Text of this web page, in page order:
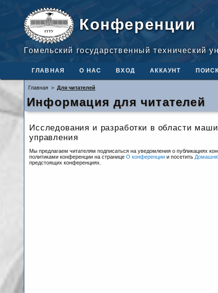
Конференции
Гомельский государственный технический
ГЛАВНАЯ О НАС ВХОД АККАУНТ
Главная > Для читателей
Информация для читателей
Исследования и разработки в области
управления
Мы предлагаем читателям подписаться на уведомления о публикациях
политиками конференции на странице О конференции и посетить
предстоящих конференциях.